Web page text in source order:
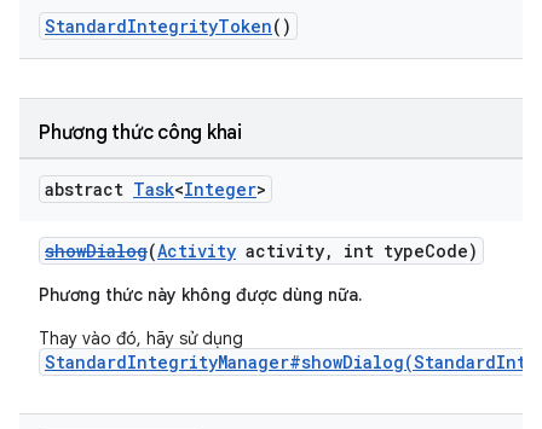
StandardIntegrityToken()
Phương thức công khai
abstract Task<Integer>
showDialog(Activity activity, int typeCode)
Phương thức này không được dùng nữa.
Thay vào đó, hãy sử dụng